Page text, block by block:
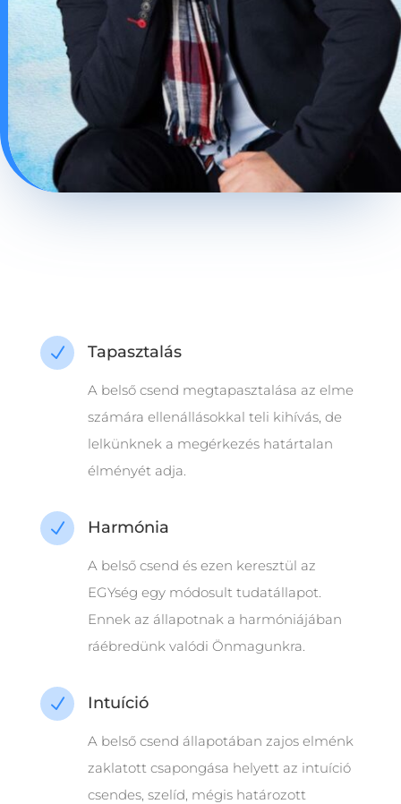
N Tapasztalás
A belső csend megtapasztalása az elme
számára ellenállásokkal teli kihívás, de
lelkünknek a megérkezés határtalan
élményét adja.
N Harmónia
A belső csend és ezen keresztül az
EGYség egy módosult tudatállapot.
Ennek az állapotnak a harmóniájában
ráébredünk valódi Önmagunkra.
N Intuíció
A belső csend állapotában zajos elménk
zaklatott csapongása helyett az intuíció
csendes, szelíd, mégis határozott